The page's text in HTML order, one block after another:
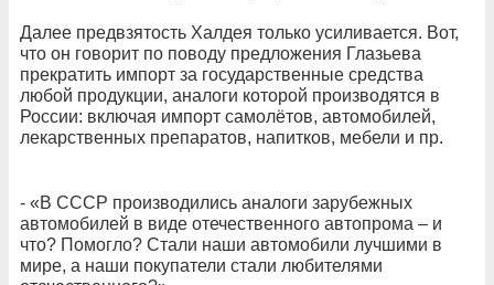
Далее предвзятость Халдея только усиливается. Вот,
что он говорит по поводу предложения Глазьева
прекратить импорт за государственные средства
любой продукции, аналоги которой производятся в
России: включая импорт самолётов, автомобилей,
лекарственных препаратов, напитков, мебели и пр.
- «В СССР производились аналоги зарубежных
автомобилей в виде отечественного автопрома – и
что? Помогло? Стали наши автомобили лучшими в
мире, а наши покупатели стали любителями